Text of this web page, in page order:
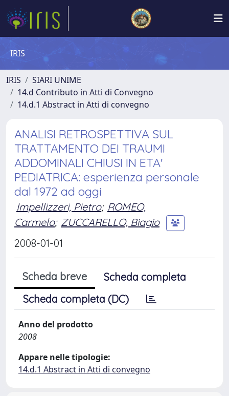
IRIS
IRIS
SIARI UNIME
14.d Contributo in Atti di Convegno
14.d.1 Abstract in Atti di convegno
ANALISI RETROSPETTIVA SUL
TRATTAMENTO DEI TRAUMI
ADDOMINALI CHIUSI IN ETA'
PEDIATRICA: esperienza personale
dal 1972 ad oggi
Impellizzeri, Pietro; ROMEO,
Carmelo; ZUCCARELLO, Biagio
2008-01-01
Scheda breve
Scheda completa
Scheda completa (DC)
Anno del prodotto
2008
Appare nelle tipologie:
14.d.1 Abstract in Atti di convegno